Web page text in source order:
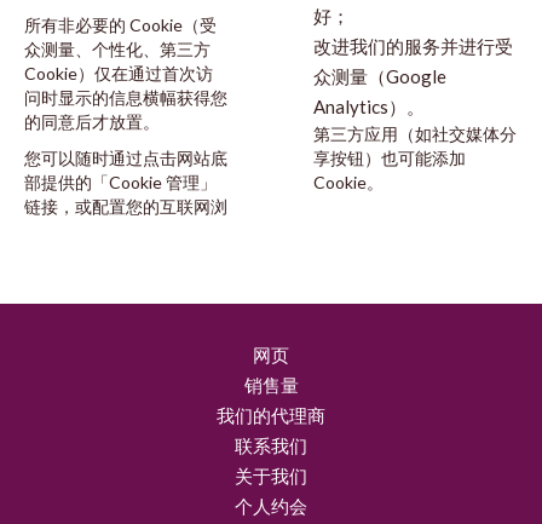
所有非必要的 Cookie（受
众测量、个性化、第三方
Cookie）仅在通过首次访
问时显示的信息横幅获得您
的同意后才放置。
您可以随时通过点击网站底
部提供的「Cookie 管理」
链接，或配置您的互联网浏
好；
改进我们的服务并进行受
众测量（Google
Analytics）。
第三方应用（如社交媒体分
享按钮）也可能添加
Cookie。
网页
销售量
我们的代理商
联系我们
关于我们
个人约会